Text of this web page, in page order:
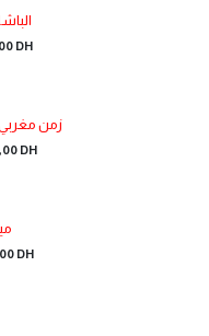
DH
1/2 زمن
DH
DH